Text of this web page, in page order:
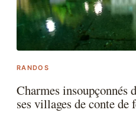
RANDOS
Charmes insoupçonnés
ses villages de conte de